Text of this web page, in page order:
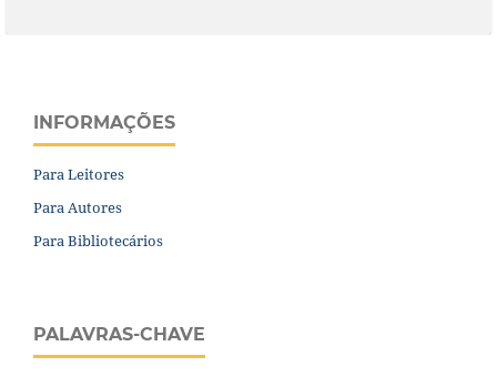
INFORMAÇÕES
Para Leitores
Para Autores
Para Bibliotecários
PALAVRAS-CHAVE